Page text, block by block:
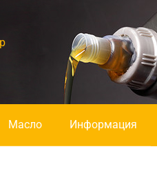
Масло Информация